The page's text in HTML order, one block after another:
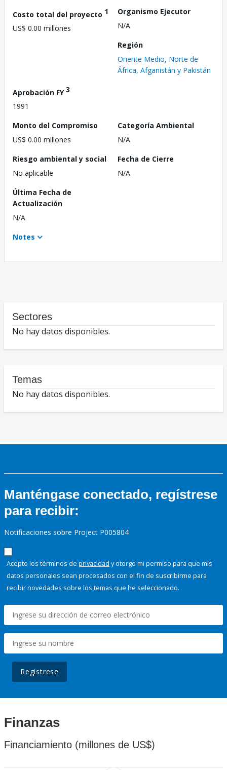
Costo total del proyecto 1
US$ 0.00 millones
Organismo Ejecutor
N/A
Región
Oriente Medio, Norte de
África, Afganistán y Pakistán
Aprobación FY3
1991
Monto del Compromiso
US$ 0.00 millones
Categoría Ambiental
N/A
Riesgo ambiental y social
No aplicable
Fecha de Cierre
N/A
Última Fecha de
Actualización
N/A
Notes
Sectores
No hay datos disponibles.
Temas
No hay datos disponibles.
Manténgase conectado, regístrese
para recibir:
Notificaciones sobre Project P005804
Acepto los términos de privacidad y otorgo mi permiso para que mis
datos personales sean procesados con el fin de suscribirme para
recibir novedades sobre los temas que he seleccionado.
Regístrese
Finanzas
Financiamiento (millones de US$)